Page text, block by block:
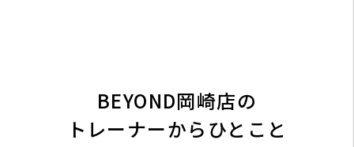
くやる気出ます！ありがとうございます！
梅くん！年下とは思えないくらいトレーニング中の励ましの言
葉があり、厳しい時も弱音吐かず頑張れます！ありがとう！
BEYOND岡崎店の
トレーナーからひとこと